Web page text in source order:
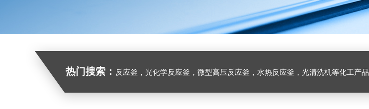
热门搜索： 反应釜，光化学反应釜，微型高压反应釜，水热反应釜，光清洗机等化工产品